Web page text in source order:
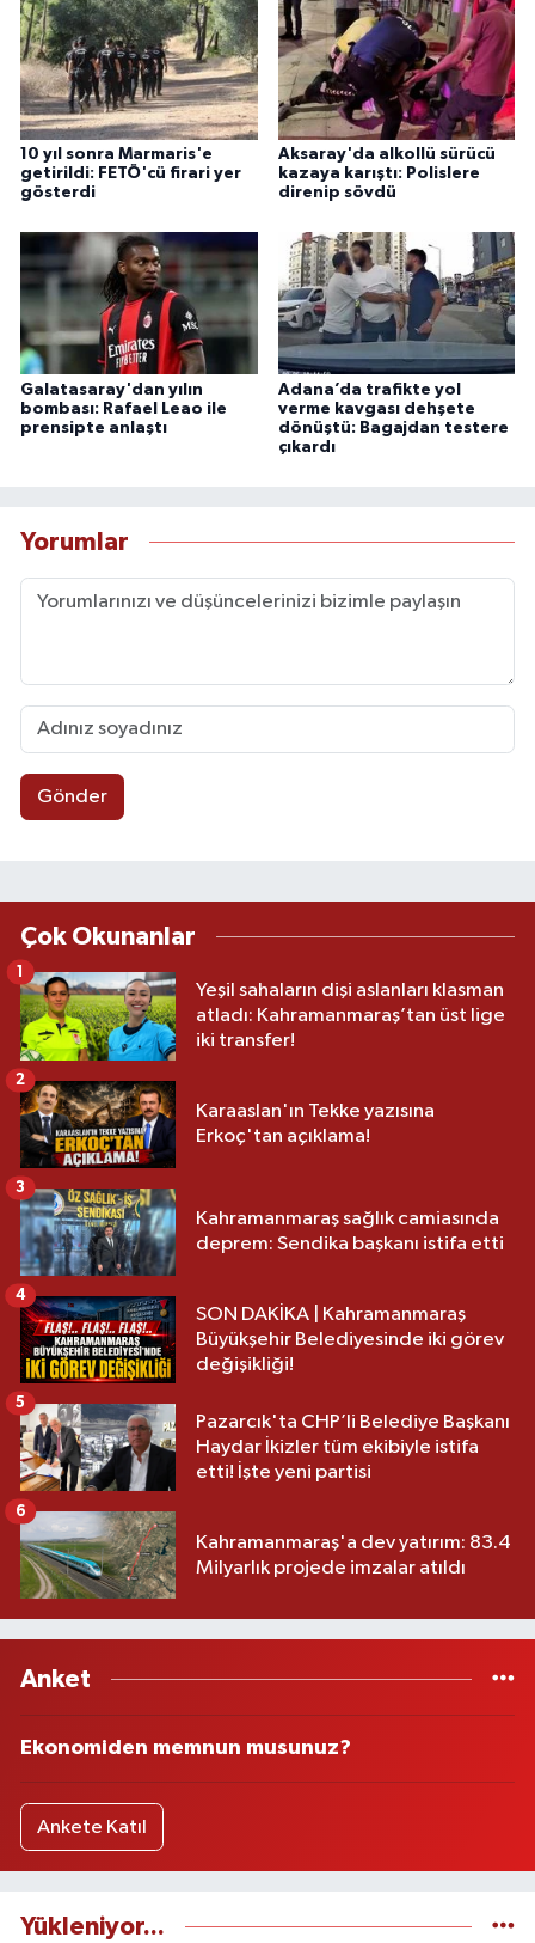
10 yıl sonra Marmaris'e
getirildi: FETÖ'cü firari yer
gösterdi
Aksaray'da alkollü sürücü
kazaya karıştı: Polislere
direnip sövdü
Galatasaray'dan yılın
bombası: Rafael Leao ile
prensipte anlaştı
Adana’da trafikte yol
verme kavgası dehşete
dönüştü: Bagajdan testere
çıkardı
Yorumlar
Gönder
Çok Okunanlar
Yeşil sahaların dişi aslanları klasman
atladı: Kahramanmaraş’tan üst lige
iki transfer!
1
Karaaslan'ın Tekke yazısına
Erkoç'tan açıklama!
2
Kahramanmaraş sağlık camiasında
deprem: Sendika başkanı istifa etti
3
SON DAKİKA | Kahramanmaraş
Büyükşehir Belediyesinde iki görev
değişikliği!
4
Pazarcık'ta CHP’li Belediye Başkanı
Haydar İkizler tüm ekibiyle istifa
etti! İşte yeni partisi
5
Kahramanmaraş'a dev yatırım: 83.4
Milyarlık projede imzalar atıldı
6
Anket
Ekonomiden memnun musunuz?
Ankete Katıl
Yükleniyor...